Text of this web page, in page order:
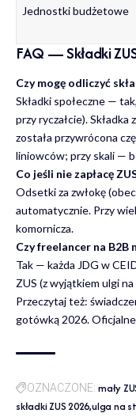
Jednostki budżetowe
FAQ — Składki
Czy mogę odliczyć
Składki społeczne —
przy ryczałcie).
została przywrócona
liniowców; przy skali —
Co jeśli nie zapłacę
Odsetki za zwłokę
automatycznie. Przy
komornicza.
Czy freelancer na B2B
Tak — każda JDG w
ZUS (z wyjątkiem ulgi
Przeczytaj też:
gotówką 2026.
OZNACZONE: mały
składki ZUS 2026ulga na